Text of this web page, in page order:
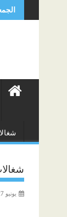
to
شغالات
يونيو 27, 2026